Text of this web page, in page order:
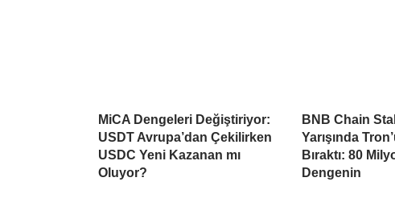
MiCA Dengeleri Değiştiriyor:
USDT Avrupa’dan Çekilirken
USDC Yeni Kazanan mı
Oluyor?
BNB Chain
Yarışında
Bıraktı: 80
Dengenin